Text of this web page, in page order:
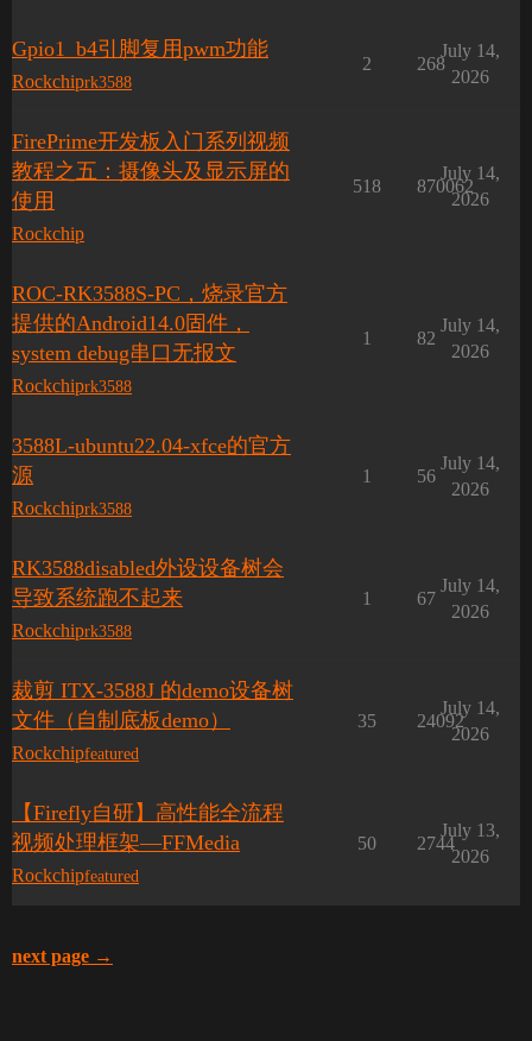
Gpio1_b4引脚复用pwm功能
Rockchiprk3588
2 268
July 14,
2026
FirePrime开发板入门系列视频
教程之五：摄像头及显示屏的
使用
Rockchip
518 870062
July 14,
2026
ROC-RK3588S-PC，烧录官方
提供的Android14.0固件，
system debug串口无报文
Rockchiprk3588
1 82
July 14,
2026
3588L-ubuntu22.04-xfce的官方
源
Rockchiprk3588
1 56
July 14,
2026
RK3588disabled外设设备树会
导致系统跑不起来
Rockchiprk3588
1 67
July 14,
2026
裁剪 ITX-3588J 的demo设备树
文件（自制底板demo）
Rockchipfeatured
35 24092
July 14,
2026
【Firefly自研】高性能全流程
视频处理框架—FFMedia
Rockchipfeatured
50 2744
July 13,
2026
next page →